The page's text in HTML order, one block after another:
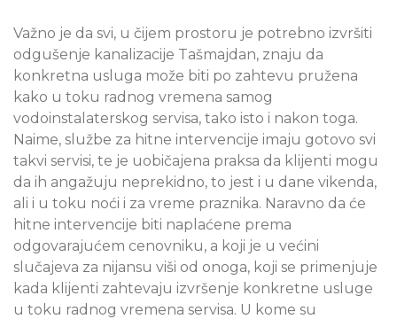
Važno je da svi, u čijem prostoru je potrebno izvršiti
odgušenje kanalizacije Tašmajdan, znaju da
konkretna usluga može biti po zahtevu pružena
kako u toku radnog vremena samog
vodoinstalaterskog servisa, tako isto i nakon toga.
Naime, službe za hitne intervencije imaju gotovo svi
takvi servisi, te je uobičajena praksa da klijenti mogu
da ih angažuju neprekidno, to jest i u dane vikenda,
ali i u toku noći i za vreme praznika. Naravno da će
hitne intervencije biti naplaćene prema
odgovarajućem cenovniku, a koji je u većini
slučajeva za nijansu viši od onoga, koji se primenjuje
kada klijenti zahtevaju izvršenje konkretne usluge
u toku radnog vremena servisa. U kome su